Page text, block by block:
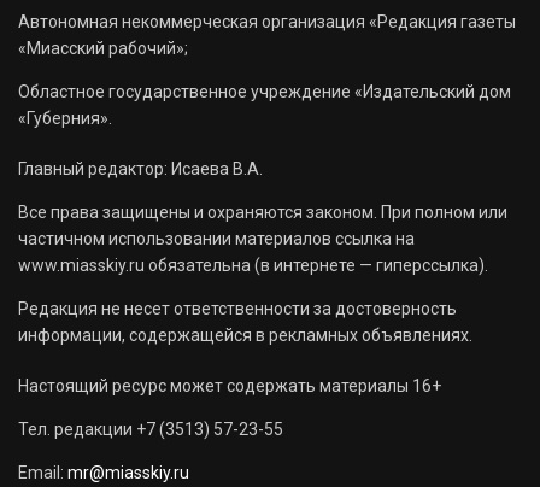
Автономная некоммерческая организация «Редакция газеты
«Миасский рабочий»;
Областное государственное учреждение «Издательский дом
«Губерния».
Главный редактор: Исаева В.А.
Все права защищены и охраняются законом. При полном или
частичном использовании материалов ссылка на
www.miasskiy.ru обязательна (в интернете — гиперссылка).
Редакция не несет ответственности за достоверность
информации, содержащейся в рекламных объявлениях.
Настоящий ресурс может содержать материалы 16+
Тел. редакции +7 (3513) 57-23-55
Email: mr@miasskiy.ru